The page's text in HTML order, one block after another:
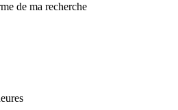
de ma recherche